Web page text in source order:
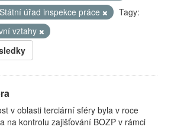
Státní úřad inspekce práce
Tagy:
vztahy
v oblasti terciární sféry byla v roce
na kontrolu zajišťování BOZP v rámci